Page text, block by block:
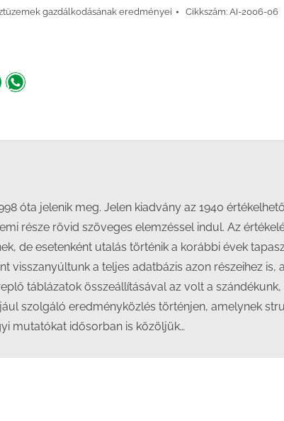
gazdálkodásának eredményei Cikkszám: AI-2006-06
Share
óta jelenik meg. Jelen kiadvány az 1940
része rövid szöveges elemzéssel indul. Az
de esetenként utalás történik a korábbi évek
visszanyúltunk a teljes adatbázis azon részeihez is,
táblázatok összeállításával az volt a
szolgáló eredményközlés történjen, amelynek
mutatókat idősorban is közöljük…